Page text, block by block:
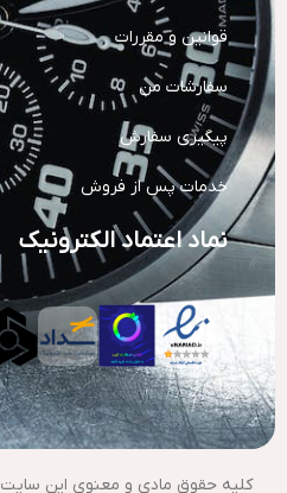
قوانین و مقررات
سفارشات من
پیگیری سفارش
خدمات پس از فروش
نماد اعتماد الکترونیک
کلیه حقوق مادی و معنوی این